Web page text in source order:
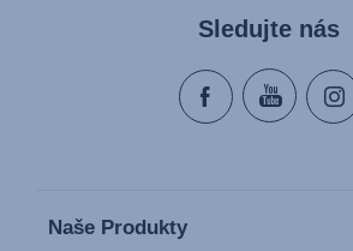
Sledujte nás
Naše Produkty